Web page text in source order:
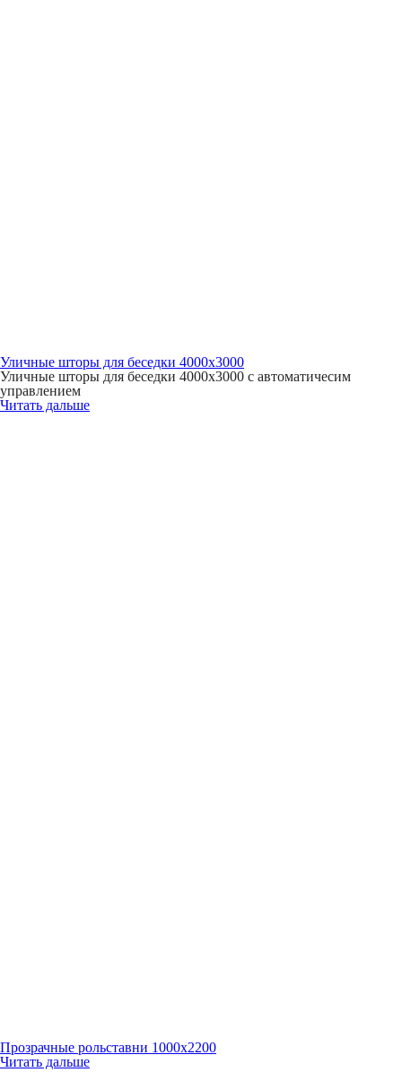
Уличные шторы для беседки 4000х3000
Уличные шторы для беседки 4000х3000 с автоматичесим
управлением
Читать дальше
Прозрачные рольставни 1000х2200
Читать дальше